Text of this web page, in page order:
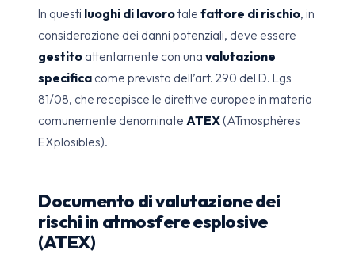
In questi luoghi di lavorotale fattore di rischio, in
considerazione dei danni potenziali, deve essere
gestito attentamente con una valutazione
specifica come previsto dell’art. 290 del D. Lgs
81/08, che recepisce le direttive europee in materia
comunemente denominate ATEX (ATmosphères
EXplosibles).
Documento di valutazione dei
rischi in atmosfere esplosive
(ATEX)